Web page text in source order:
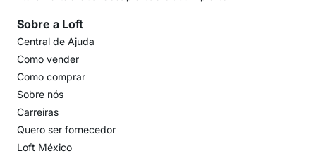
Sobre a Loft
Central de Ajuda
Como vender
Como comprar
Sobre nós
Carreiras
Quero ser fornecedor
Loft México